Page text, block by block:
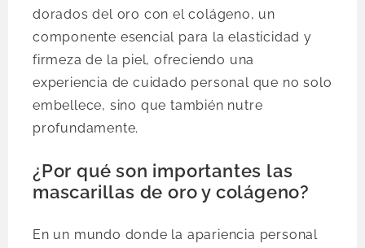
dorados del oro con el colágeno, un
componente esencial para la elasticidad y
firmeza de la piel, ofreciendo una
experiencia de cuidado personal que no solo
embellece, sino que también nutre
profundamente.
¿Por qué son importantes las
mascarillas de oro y colágeno?
En un mundo donde la apariencia personal